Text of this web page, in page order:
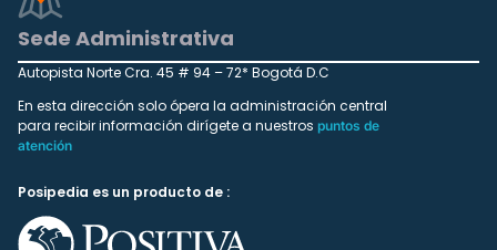
Sede Administrativa
Autopista Norte Cra. 45 # 94 – 72* Bogotá D.C
En esta dirección solo ópera la administración central
para recibir información dirígete a nuestros puntos de
atención
Posipedia es un producto de :